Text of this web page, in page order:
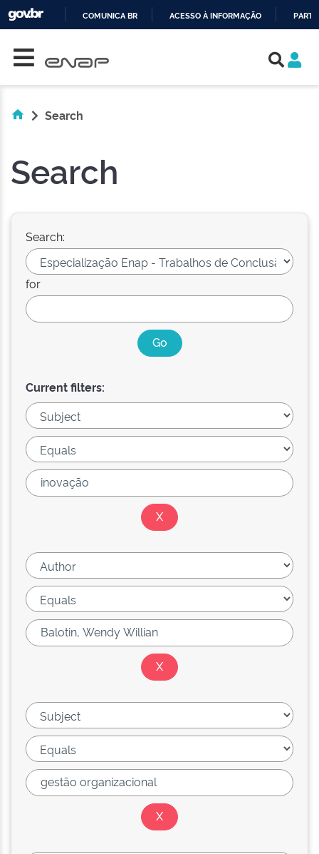
COMUNICA BR ACESSO À INFORMAÇÃO
Search
Search
Search:
for
Current filters: